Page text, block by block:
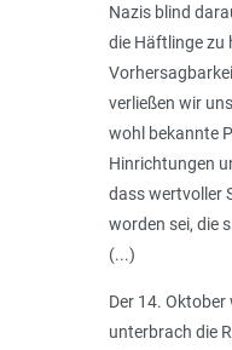
Nazis blind
die Häftlinge zu
verließen wir
wohl bekannte
Hinrichtungen
dass wertvoller
worden sei, die
(...)
Der 14.
unterbrach die